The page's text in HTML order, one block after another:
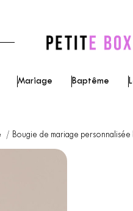
Mariage Baptême
Bougie de mariage personnalisée